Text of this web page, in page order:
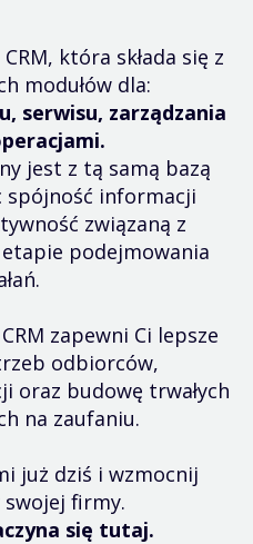
która składa się z
modułów dla:
serwisu, zarządzania
jest z tą samą bazą
spójność informacji
związaną z
podejmowania
zapewni Ci lepsze
odbiorców,
oraz budowę trwałych
na zaufaniu.
już dziś i wzmocnij
firmy.
się tutaj.